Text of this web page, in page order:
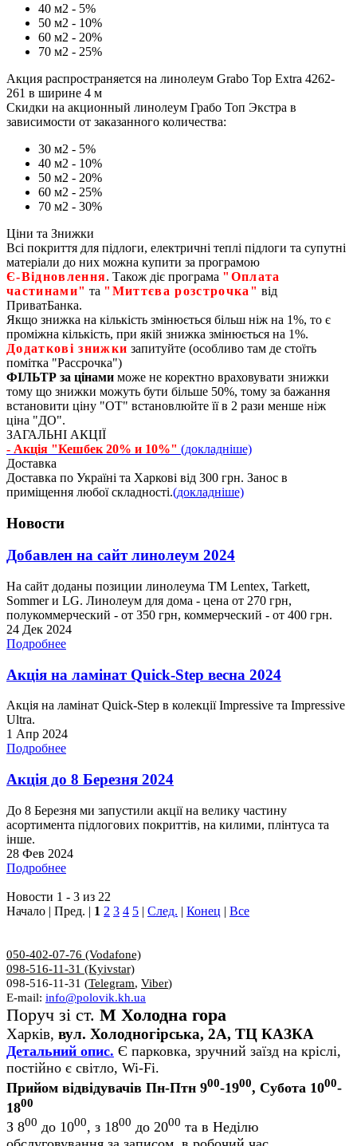
40 м2 - 5%
50 м2 - 10%
60 м2 - 20%
70 м2 - 25%
Акция распространяется на линолеум Grabo Top Extra 4262-
261 в ширине 4 м
Скидки на акционный линолеум Грабо Топ Экстра в
зависимости от заказанного количества:
30 м2 - 5%
40 м2 - 10%
50 м2 - 20%
60 м2 - 25%
70 м2 - 30%
Ціни та Знижки
Всі покриття для підлоги, електричні теплі підлоги та супутні
матеріали до них можна купити за програмою
Є‑Відновлення. Також діє програма "Оплата
частинами" та "Миттєва розстрочка" від
ПриватБанка.
Якщо знижка на кількість змінюється більш ніж на 1%, то є
проміжна кількість, при якій знижка змінюється на 1%.
Додаткові знижки запитуйте (особливо там де стоїть
помітка "Рассрочка")
ФІЛЬТР за цінами може не коректно враховувати знижки
тому що знижки можуть бути більше 50%, тому за бажання
встановити ціну "ОТ" встановлюйте її в 2 рази менше ніж
ціна "ДО".
ЗАГАЛЬНІ АКЦІЇ
- Акція "Кешбек 20% и 10%" (докладніше)
Доставка
Доставка по Україні та Харкові від 300 грн. Занос в
приміщення любої складності.(докладніше)
Новости
Добавлен на сайт линолеум 2024
На сайт доданы позиции линолеума ТМ Lentex, Tarkett,
Sommer и LG. Линолеум для дома - цена от 270 грн,
полукоммерческий - от 350 грн, коммерческий - от 400 грн.
24 Дек 2024
Подробнее
Акція на ламінат Quick-Step весна 2024
Акція на ламінат Quick-Step в колекції Impressive та Impressive
Ultra.
1 Апр 2024
Подробнее
Акція до 8 Березня 2024
До 8 Березня ми запустили акції на велику частину
асортимента підлогових покриттів, на килими, плінтуса та
інше.
28 Фев 2024
Подробнее
Новости 1 - 3 из 22
Начало | Пред. | 1 2 3 4 5 | След. | Конец | Все
050-402-07-76 (Vodafone)
098-516-11-31 (Kyivstar)
098-516-11-31 (Telegram, Viber)
E-mail: info@polovik.kh.ua
Поруч зі ст. М Холодна гора
Харків, вул. Холодногірська, 2А, ТЦ КАЗКА
Детальний опис. Є парковка, зручний заїзд на кріслі,
постійно є світло, Wi-Fi.
Прийом відвідувачів Пн-Птн 900-1900, Субота 1000-
1800
З 800 до 1000, з 1800 до 2000 та в Неділю